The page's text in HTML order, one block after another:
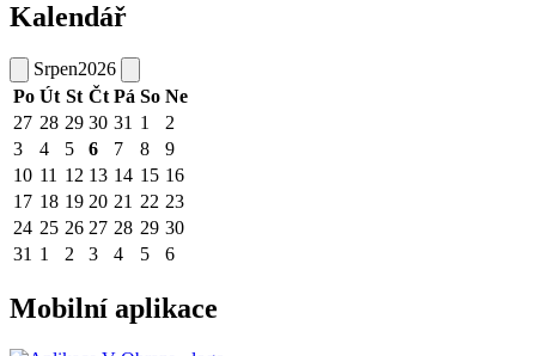
Kalendář
Srpen2026
Po Út St Čt Pá So Ne
27 28 29 30 31 1
2
3
4 5 6 7 8
9
10 11 12 13 14 15 16
17 18 19 20 21 22 23
24 25 26 27 28 29 30
31 1 2 3 4 5 6
Mobilní aplikace